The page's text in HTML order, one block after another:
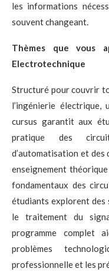
les informations
souvent changeant.
Thèmes que vous
Electrotechnique
Structuré pour couvrir
l’ingénierie électrique,
cursus garantit aux
pratique des
d’automatisation et
enseignement
fondamentaux des
étudiants explorent des
le traitement du
programme complet
problèmes
professionnelle et les